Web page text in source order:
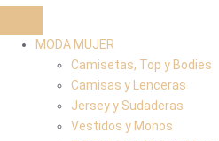
MODA MUJER
Camisetas, Top y Bodies
Camisas y Lenceras
Jersey y Sudaderas
Vestidos y Monos